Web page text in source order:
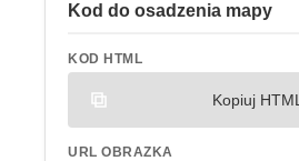
Kod do osadzenia mapy
KOD HTML
Kopiuj HTML
URL OBRAZKA